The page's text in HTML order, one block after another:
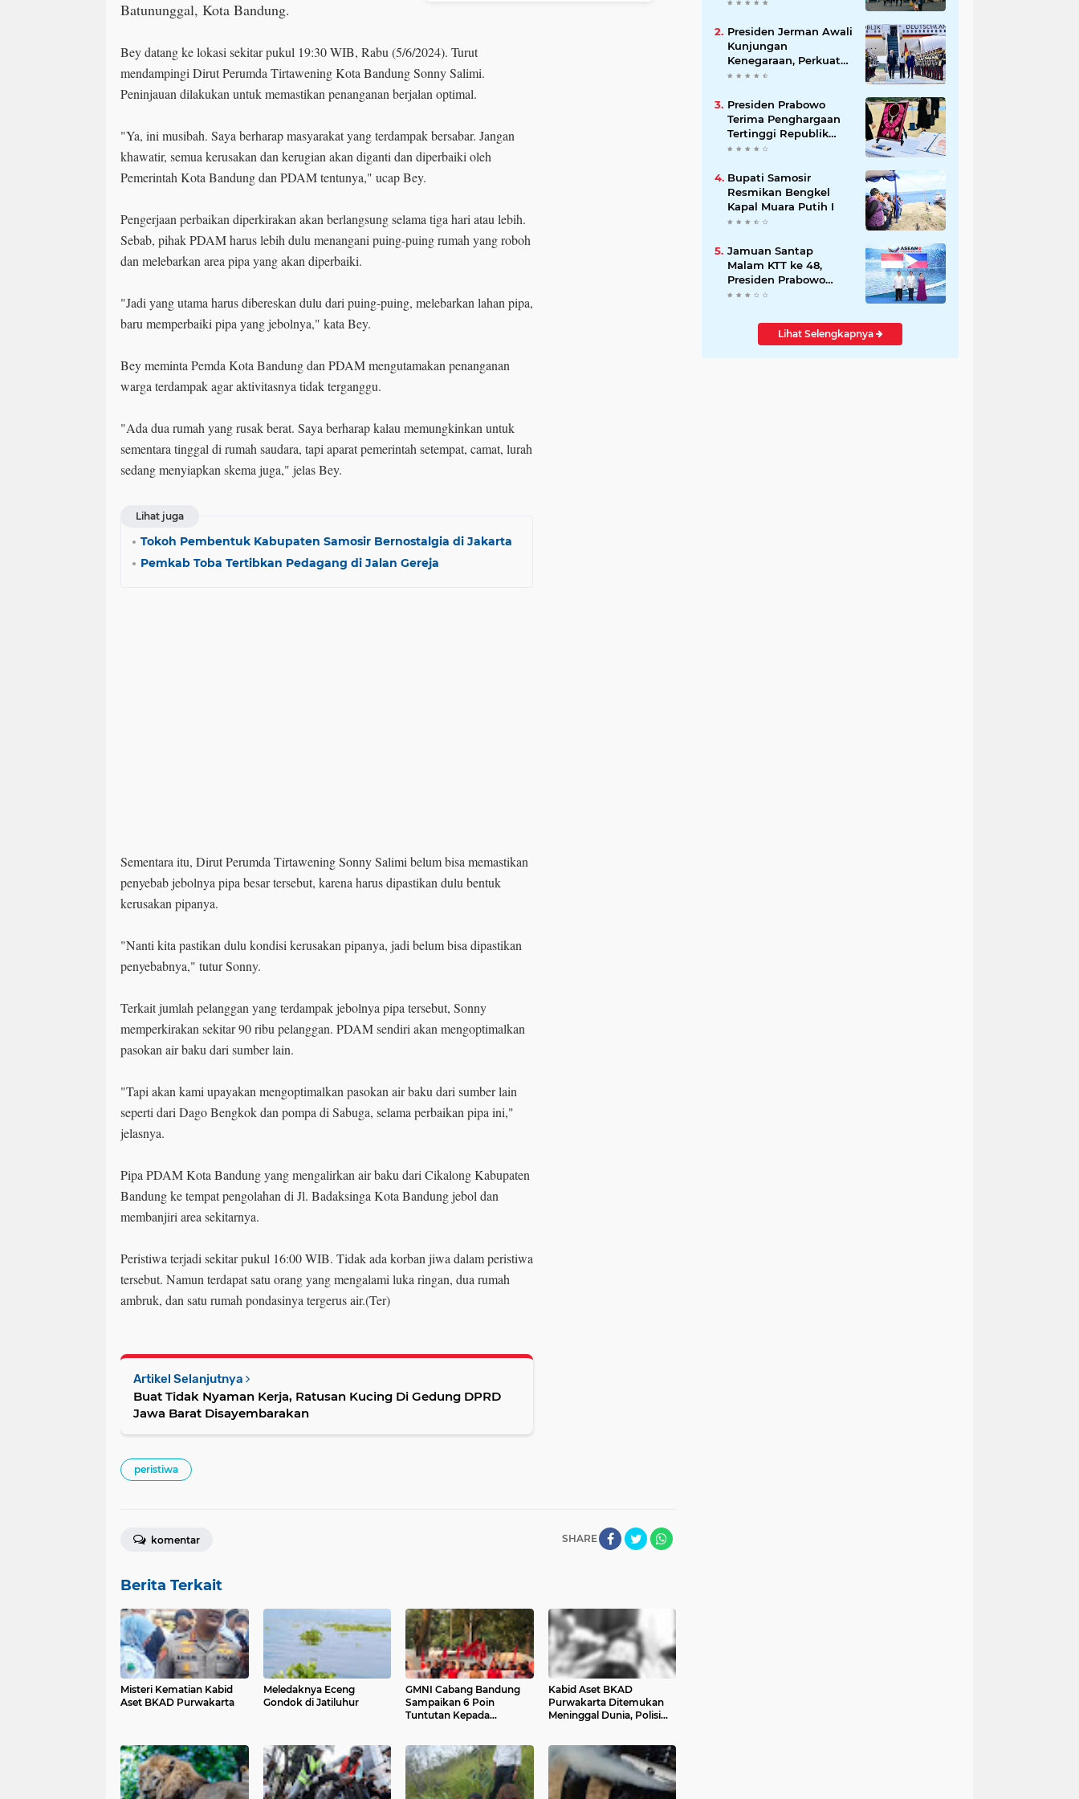
Batununggal, Kota Bandung.
Bey datang ke lokasi sekitar pukul 19:30 WIB, Rabu (5/6/2024). Turut
mendampingi Dirut Perumda Tirtawening Kota Bandung Sonny Salimi.
Peninjauan dilakukan untuk memastikan penanganan berjalan optimal.
"Ya, ini musibah. Saya berharap masyarakat yang terdampak bersabar. Jangan
khawatir, semua kerusakan dan kerugian akan diganti dan diperbaiki oleh
Pemerintah Kota Bandung dan PDAM tentunya," ucap Bey.
Pengerjaan perbaikan diperkirakan akan berlangsung selama tiga hari atau lebih.
Sebab, pihak PDAM harus lebih dulu menangani puing-puing rumah yang roboh
dan melebarkan area pipa yang akan diperbaiki.
"Jadi yang utama harus dibereskan dulu dari puing-puing, melebarkan lahan pipa,
baru memperbaiki pipa yang jebolnya," kata Bey.
Bey meminta Pemda Kota Bandung dan PDAM mengutamakan penanganan
warga terdampak agar aktivitasnya tidak terganggu.
"Ada dua rumah yang rusak berat. Saya berharap kalau memungkinkan untuk
sementara tinggal di rumah saudara, tapi aparat pemerintah setempat, camat, lurah
sedang menyiapkan skema juga," jelas Bey.
Lihat juga
Tokoh Pembentuk Kabupaten Samosir Bernostalgia di Jakarta
Pemkab Toba Tertibkan Pedagang di Jalan Gereja
Sementara itu, Dirut Perumda Tirtawening Sonny Salimi belum bisa memastikan
penyebab jebolnya pipa besar tersebut, karena harus dipastikan dulu bentuk
kerusakan pipanya.
"Nanti kita pastikan dulu kondisi kerusakan pipanya, jadi belum bisa dipastikan
penyebabnya," tutur Sonny.
Terkait jumlah pelanggan yang terdampak jebolnya pipa tersebut, Sonny
memperkirakan sekitar 90 ribu pelanggan. PDAM sendiri akan mengoptimalkan
pasokan air baku dari sumber lain.
"Tapi akan kami upayakan mengoptimalkan pasokan air baku dari sumber lain
seperti dari Dago Bengkok dan pompa di Sabuga, selama perbaikan pipa ini,"
jelasnya.
Pipa PDAM Kota Bandung yang mengalirkan air baku dari Cikalong Kabupaten
Bandung ke tempat pengolahan di Jl. Badaksinga Kota Bandung jebol dan
membanjiri area sekitarnya.
Peristiwa terjadi sekitar pukul 16:00 WIB. Tidak ada korban jiwa dalam peristiwa
tersebut. Namun terdapat satu orang yang mengalami luka ringan, dua rumah
ambruk, dan satu rumah pondasinya tergerus air.(Ter)
Artikel Selanjutnya
Buat Tidak Nyaman Kerja, Ratusan Kucing Di Gedung DPRD
Jawa Barat Disayembarakan
peristiwa
SHARE
komentar
Berita Terkait
Misteri Kematian Kabid
Aset BKAD Purwakarta
Meledaknya Eceng
Gondok di Jatiluhur
GMNI Cabang Bandung
Sampaikan 6 Poin
Tuntutan Kepada
Kabid Aset BKAD
Purwakarta Ditemukan
Meninggal Dunia, Polisi
Presiden Jerman Awali
Kunjungan
Kenegaraan, Perkuat
Kemitraan Strategis
Presiden Prabowo
Terima Penghargaan
Tertinggi Republik
Korea, The Grand
Bupati Samosir
Resmikan Bengkel
Kapal Muara Putih I
Jamuan Santap
Malam KTT ke 48,
Presiden Prabowo
Disambut Langsung
Lihat Selengkapnya